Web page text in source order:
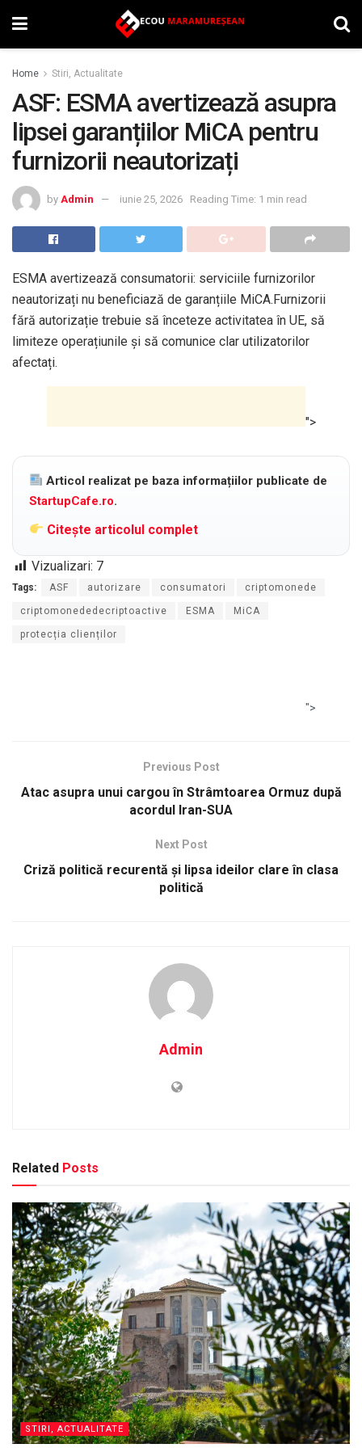
Home Stiri, Actualitate
ASF: ESMA avertizează asupra
lipsei garanțiilor MiCA pentru
furnizorii neautorizați
by Admin iunie 25, 2026 Reading Time: 1 min read
ESMA avertizează consumatorii: serviciile furnizorilor
neautorizați nu beneficiază de garanțiile MiCA.Furnizorii
fără autorizație trebuie să înceteze activitatea în UE, să
limiteze operațiunile și să comunice clar utilizatorilor
afectați.
">
Articol realizat pe baza informațiilor publicate de
StartupCafe.ro.
Citește articolul complet
Vizualizari: 7
Tags: ASF autorizare consumatori criptomonede
criptomonededecriptoactive ESMA MiCA
protecția clienților
">
Previous Post
Atac asupra unui cargou în Strâmtoarea Ormuz după
acordul Iran-SUA
Next Post
Criză politică recurentă și lipsa ideilor clare în clasa
politică
Admin
Related Posts
STIRI, ACTUALITATE